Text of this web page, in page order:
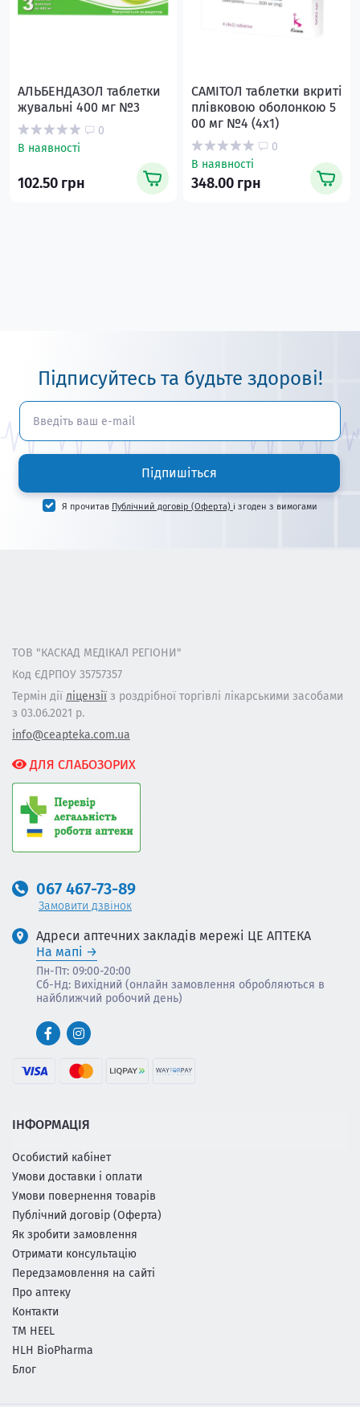
АЛЬБЕНДАЗОЛ таблетки
жувальні 400 мг №3
0
В наявності
102.50 грн
САМІТОЛ таблетки вкриті
плівковою оболонкою 5
00 мг №4 (4х1)
0
В наявності
348.00 грн
Підписуйтесь та будьте здорові!
Підпишіться
Я прочитав Публічний договір (Оферта) і згоден з вимогами
ТОВ "КАСКАД МЕДІКАЛ РЕГІОНИ"
Код ЄДРПОУ 35757357
Термін дії ліцензії з роздрібної торгівлі лікарськими засобами
з 03.06.2021 р.
info@ceapteka.com.ua
ДЛЯ СЛАБОЗОРИХ
ІНФОРМАЦІЯ
Особистий кабінет
Умови доставки і оплати
Умови повернення товарів
Публічний договір (Оферта)
Як зробити замовлення
Отримати консультацію
Передзамовлення на сайті
Про аптеку
Контакти
ТМ HEEL
HLH BioPharma
Блог
067 467-73-89
Замовити дзвінок
Адреси аптечних закладів мережі ЦЕ АПТЕКА
На мапі
Пн-Пт: 09:00-20:00
Сб-Нд: Вихідний (онлайн замовлення обробляються в
найближчий робочий день)